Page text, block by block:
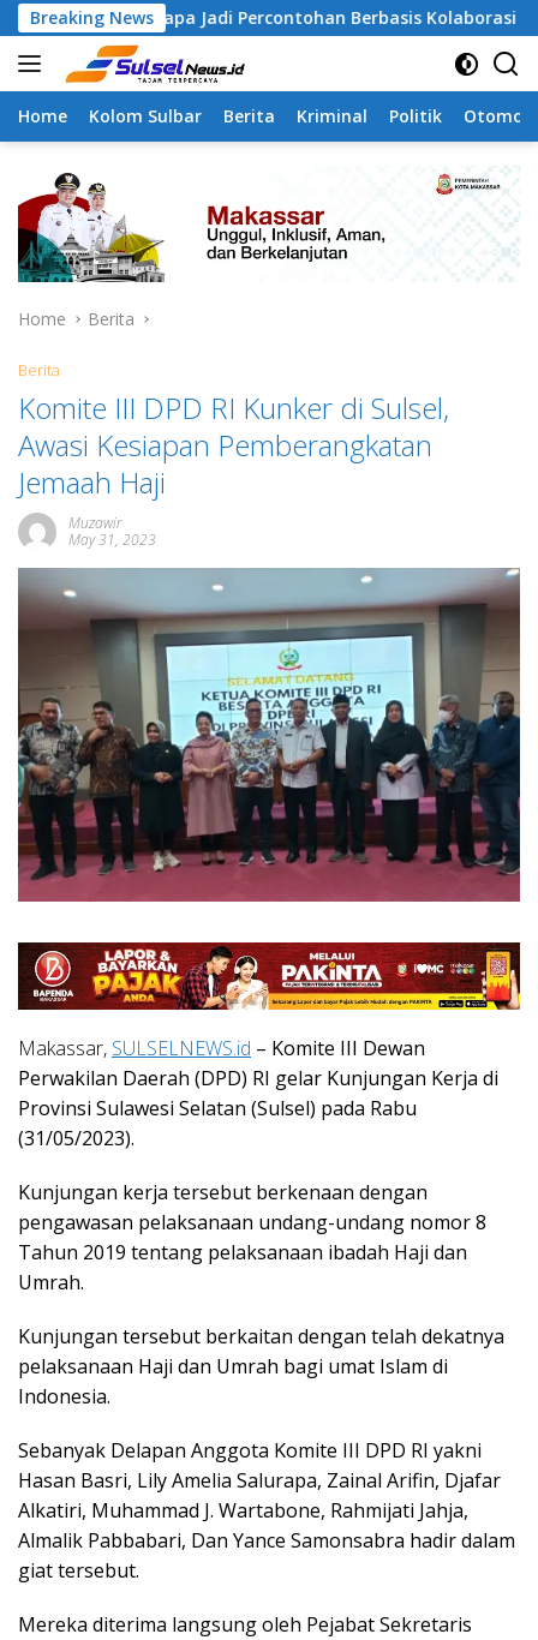
Skip
to
content
Breaking News
Jadi Percontohan Berbasis Kolaborasi Warga
Home Kolom Sulbar Berita Kriminal Politik
Home Berita
Berita
Komite III DPD RI Kunker di Sulsel,
Awasi Kesiapan Pemberangkatan
Jemaah Haji
Muzawir
May 31, 2023
Makassar, SULSELNEWS.id – Komite III Dewan
Perwakilan Daerah (DPD) RI gelar Kunjungan Kerja di
Provinsi Sulawesi Selatan (Sulsel) pada Rabu
(31/05/2023).
Kunjungan kerja tersebut berkenaan dengan
pengawasan pelaksanaan undang-undang nomor 8
Tahun 2019 tentang pelaksanaan ibadah Haji dan
Umrah.
Kunjungan tersebut berkaitan dengan telah dekatnya
pelaksanaan Haji dan Umrah bagi umat Islam di
Indonesia.
Sebanyak Delapan Anggota Komite III DPD RI yakni
Hasan Basri, Lily Amelia Salurapa, Zainal Arifin, Djafar
Alkatiri, Muhammad J. Wartabone, Rahmijati Jahja,
Almalik Pabbabari, Dan Yance Samonsabra hadir dalam
giat tersebut.
Mereka diterima langsung oleh Pejabat Sekretaris